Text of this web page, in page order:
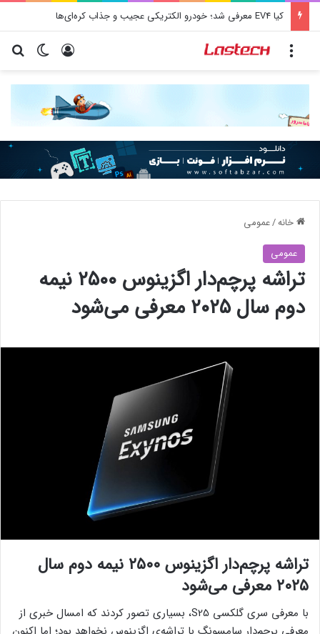
کیا EV4 معرفی شد؛ خودرو الکتریکی عجیب و جذاب کره‌ای‌ها
تغییر ورود
خانه/عمومی
عمومی
تراشه پرچم‌دار اگزینوس ۲۵۰۰ نیمه
دوم سال ۲۰۲۵ معرفی می‌شود
تراشه پرچم‌دار اگزینوس ۲۵۰۰ نیمه دوم سال
۲۰۲۵ معرفی می‌شود
با معرفی سری گلکسی S25، بسیاری تصور کردند که امسال خبری از